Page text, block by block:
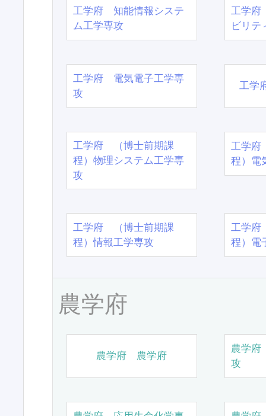
工学府 知能情報システ
ム工学専攻
工学府
ビリテ
工学府 電気電子工学専
攻
工学
工学府 （博士前期課
程）物理システム工学専
攻
工学
程）電
工学府 （博士前期課
程）情報工学専攻
工学
程）電
農学府
農学府 農学府
農学
攻